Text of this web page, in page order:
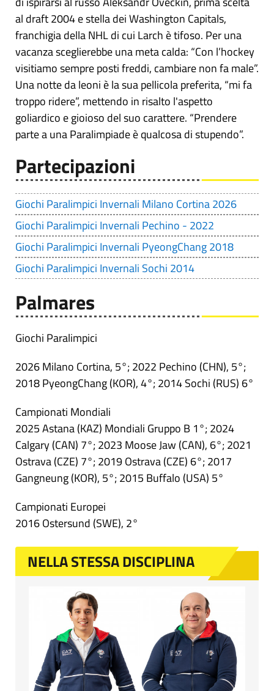
al draft 2004 e stella dei Washington Capitals,
franchigia della NHL di cui Larch è tifoso. Per una
vacanza sceglierebbe una meta calda: “Con l’hockey
visitiamo sempre posti freddi, cambiare non fa male”.
Una notte da leoni è la sua pellicola preferita, “mi fa
troppo ridere”, mettendo in risalto l'aspetto
goliardico e gioioso del suo carattere. “Prendere
parte a una Paralimpiade è qualcosa di stupendo”.
Partecipazioni
Giochi Paralimpici Invernali Milano Cortina 2026
Giochi Paralimpici Invernali Pechino - 2022
Giochi Paralimpici Invernali PyeongChang 2018
Giochi Paralimpici Invernali Sochi 2014
Palmares
Giochi Paralimpici
2026 Milano Cortina, 5°; 2022 Pechino (CHN), 5°;
2018 PyeongChang (KOR), 4°; 2014 Sochi (RUS) 6°
Campionati Mondiali
2025 Astana (KAZ) Mondiali Gruppo B 1°; 2024
Calgary (CAN) 7°; 2023 Moose Jaw (CAN), 6°; 2021
Ostrava (CZE) 7°; 2019 Ostrava (CZE) 6°; 2017
Gangneung (KOR), 5°; 2015 Buffalo (USA) 5°
Campionati Europei
2016 Ostersund (SWE), 2°
NELLA STESSA DISCIPLINA